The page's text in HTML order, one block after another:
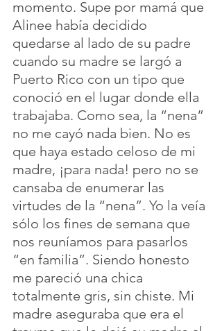
momento. Supe por mamá que
Alinee había decidido
quedarse al lado de su padre
cuando su madre se largó a
Puerto Rico con un tipo que
conoció en el lugar donde ella
trabajaba. Como sea, la “nena”
no me cayó nada bien. No es
que haya estado celoso de mi
madre, ¡para nada! pero no se
cansaba de enumerar las
virtudes de la “nena”. Yo la veía
sólo los fines de semana que
nos reuníamos para pasarlos
“en familia”. Siendo honesto
me pareció una chica
totalmente gris, sin chiste. Mi
madre aseguraba que era el